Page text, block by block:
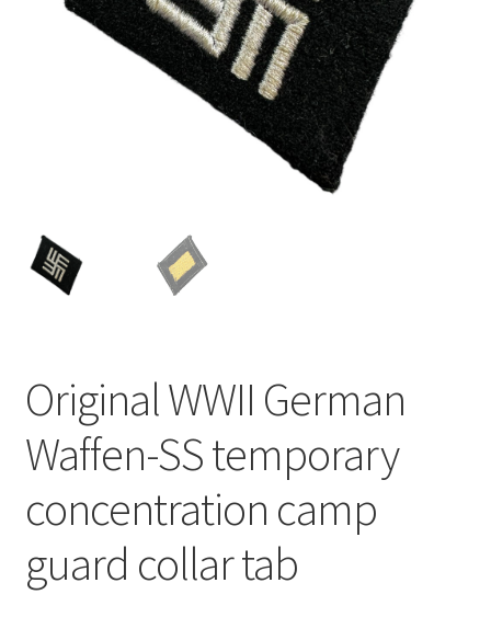
Original WWII German
Waffen-SS temporary
concentration camp
guard collar tab